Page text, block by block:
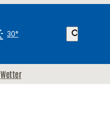
30° search
Wetter